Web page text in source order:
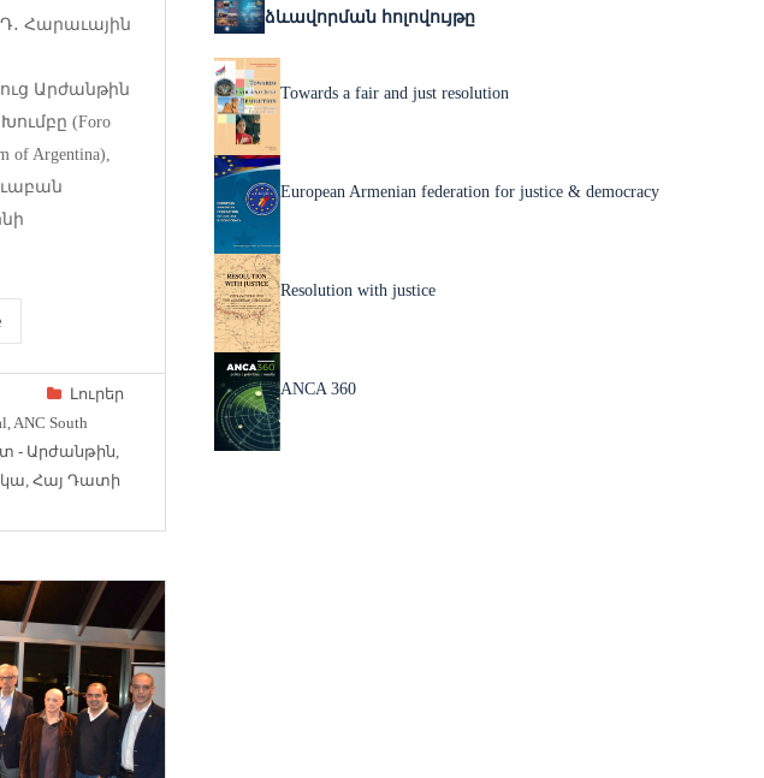
Հարաւային
Արժանթին
(Foro
of Argentina),
Լուրեր
ANC South
- Արժանթին
Հայ Դատի
ձևավորման հոլովույթը
Towards a fair and just resolution
European Armenian federation for justice & democracy
Resolution with justice
ANCA 360